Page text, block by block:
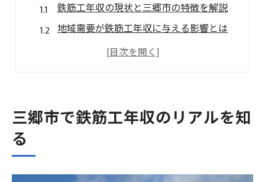
鉄筋工年収の現状と三郷市の特徴を解説
地域需要が鉄筋工年収に与える影響とは
鉄筋工年収と三郷市の労働環境の関連性
鉄筋工初心者の収入事情と安定性
鉄筋工年収と初任給の関係性を解説
三郷市で鉄筋工年収のリアルを知
る